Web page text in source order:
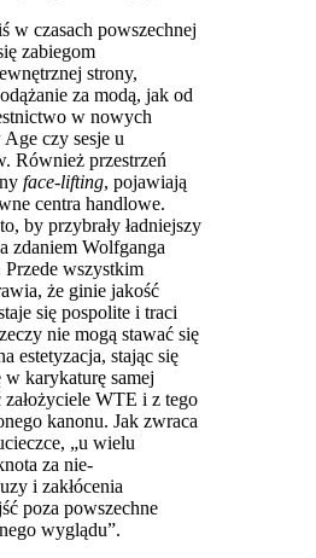
w czasach powszechnej
zabiegom
strony,
za modą, jak od
w nowych
czy sesje u
Również przestrzeń
face-lifting, pojawiają
centra handlowe.
by przybrały ładniejszy
zdaniem Wolfganga
Przede wszystkim
że ginie jakość
się pospolite i traci
nie mogą stawać się
estetyzacja, stając się
w karykaturę samej
WTE i z tego
kanonu. Jak zwraca
„u wielu
za nie-
i zakłócenia
poza powszechne
wyglądu”.